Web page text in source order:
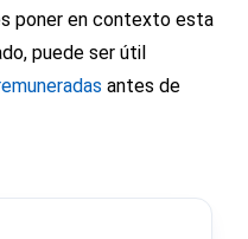
poner en contexto esta
puede ser útil
antes de